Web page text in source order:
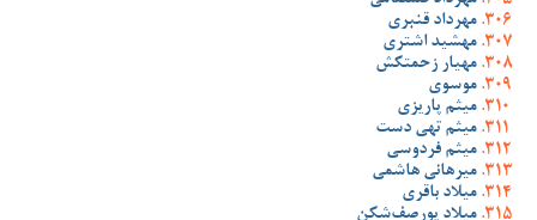
مهرداد قنبری
مهشید اشتری
مهیار زحمتکش
موسوی
میثم پاریزی
میثم تهی دست
میثم فردوسی
میرهانی هاشمی
میلاد باقری
میلاد پورصف‌شکن